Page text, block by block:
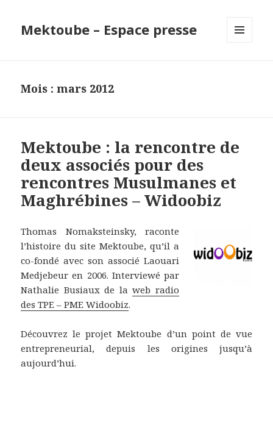
Mektoube – Espace presse
Mois : mars 2012
Mektoube : la rencontre de
deux associés pour des
rencontres Musulmanes et
Maghrébines – Widoobiz
Thomas Nomaksteinsky, raconte
l’histoire du site Mektoube, qu’il a
co-fondé avec son associé Laouari
Medjebeur en 2006. Interviewé par
Nathalie Busiaux de laweb radio
des TPE – PME Widoobiz.
Découvrez le projet Mektoube d’un point de vue
entrepreneurial, depuis les origines jusqu’à
aujourd’hui.